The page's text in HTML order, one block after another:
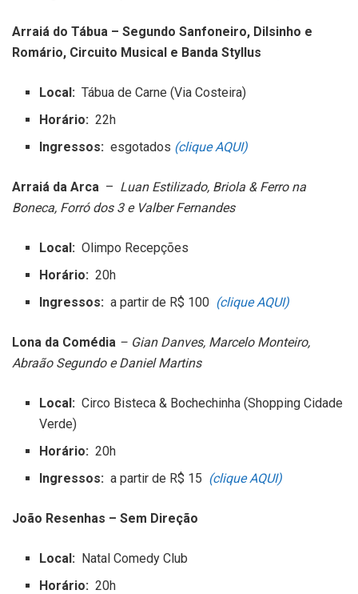
Arraiá do Tábua – Segundo Sanfoneiro, Dilsinho e
Romário, Circuito Musical e Banda Styllus
Local: Tábua de Carne (Via Costeira)
Horário: 22h
Ingressos: esgotados (clique AQUI)
Arraiá da Arca – Luan Estilizado, Briola & Ferro na
Boneca, Forró dos 3 e Valber Fernandes
Local: Olimpo Recepções
Horário: 20h
Ingressos: a partir de R$ 100 (clique AQUI)
Lona da Comédia – Gian Danves, Marcelo Monteiro,
Abraão Segundo e Daniel Martins
Local: Circo Bisteca & Bochechinha (Shopping Cidade
Verde)
Horário: 20h
Ingressos: a partir de R$ 15 (clique AQUI)
João Resenhas – Sem Direção
Local: Natal Comedy Club
Horário: 20h